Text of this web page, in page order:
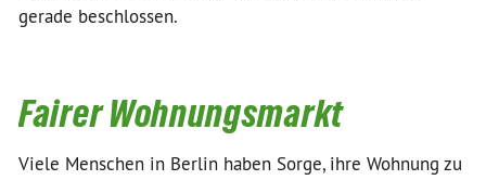
gerade beschlossen.
Fairer Wohnungsmarkt
Viele Menschen in Berlin haben Sorge, ihre Wohnung zu